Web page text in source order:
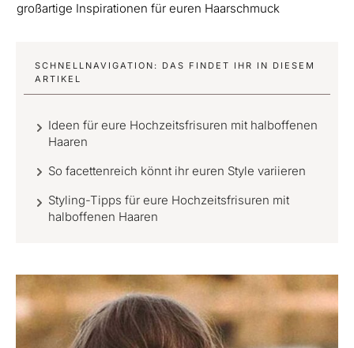
großartige Inspirationen für euren Haarschmuck
SCHNELLNAVIGATION: DAS FINDET IHR IN DIESEM
ARTIKEL
Ideen für eure Hochzeitsfrisuren mit halboffenen
Haaren
So facettenreich könnt ihr euren Style variieren
Styling-Tipps für eure Hochzeitsfrisuren mit
halboffenen Haaren